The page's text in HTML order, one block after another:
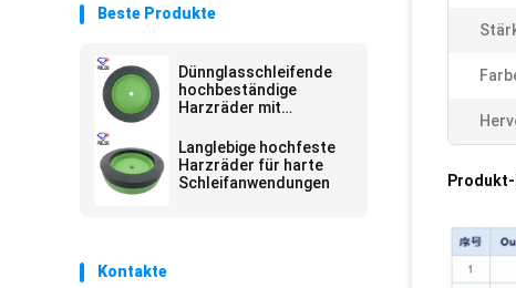
Beste Produkte
Dünnglasschleifende
hochbeständige
Harzräder mit
Arbeitsschichtform
Langlebige hochfeste
Harzräder für harte
Schleifanwendungen
Kontakte